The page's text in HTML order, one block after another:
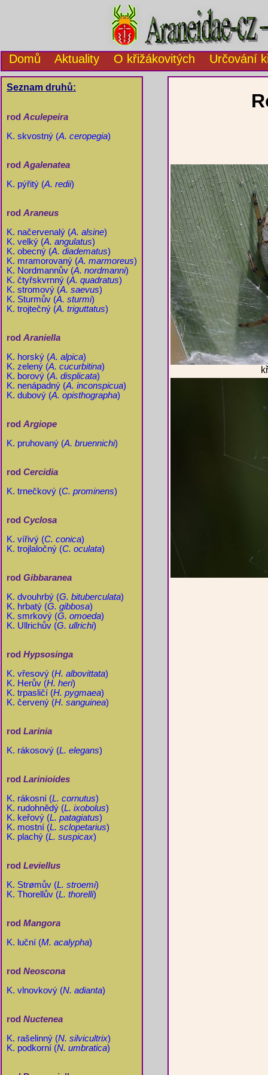
Domů Aktuality O křižákovitých Určování
Seznam druhů:
rod Aculepeira
K. skvostný (A. ceropegia)
rod Agalenatea
K. pýřitý (A. redii)
rod Araneus
K. načervenalý (A. alsine)
K. velký (A. angulatus)
K. obecný (A. diadematus)
K. mramorovaný (A. marmoreus)
K. Nordmannův (A. nordmanni)
K. čtyřskvrnný (A. quadratus)
K. stromový (A. saevus)
K. Sturmův (A. sturmi)
K. trojtečný (A. triguttatus)
rod Araniella
K. horský (A. alpica)
K. zelený (A. cucurbitina)
K. borový (A. displicata)
K. nenápadný (A. inconspicua)
K. dubový (A. opisthographa)
rod Argiope
K. pruhovaný (A. bruennichi)
rod Cercidia
K. trnečkový (C. prominens)
rod Cyclosa
K. vířivý (C. conica)
K. trojlaločný (C. oculata)
rod Gibbaranea
K. dvouhrbý (G. bituberculata)
K. hrbatý (G. gibbosa)
K. smrkový (G. omoeda)
K. Ullrichův (G. ullrichi)
rod Hypsosinga
K. vřesový (H. albovittata)
K. Herův (H. heri)
K. trpasličí (H. pygmaea)
K. červený (H. sanguinea)
rod Larinia
K. rákosový (L. elegans)
rod Larinioides
K. rákosní (L. cornutus)
K. rudohnědý (L. ixobolus)
K. keřový (L. patagiatus)
K. mostní (L. sclopetarius)
K. plachý (L. suspicax)
rod Leviellus
K. Strømův (L. stroemi)
K. Thorellův (L. thorelli)
rod Mangora
K. luční (M. acalypha)
rod Neoscona
K. vlnovkový (N. adianta)
rod Nuctenea
K. rašelinný (N. silvicultrix)
K. podkorní (N. umbratica)